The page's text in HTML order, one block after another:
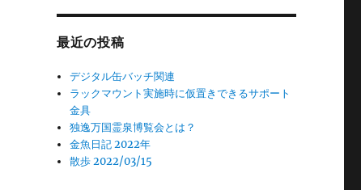
最近の投稿
デジタル缶バッチ関連
ラックマウント実施時に仮置きできるサポート
金具
独逸万国霊泉博覧会とは？
金魚日記 2022年
散歩 2022/03/15